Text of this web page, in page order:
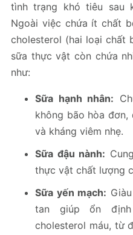
tình trạng khó tiêu sau
Ngoài việc chứa ít chất
cholesterol (hai loại chất
sữa thực vật còn chứa
như:
Sữa hạnh nhân:
không bão hòa
và kháng viêm nhẹ.
Sữa đậu nành:
thực vật chất lượng
Sữa yến mạch:
tan giúp ổn
cholesterol máu, từ